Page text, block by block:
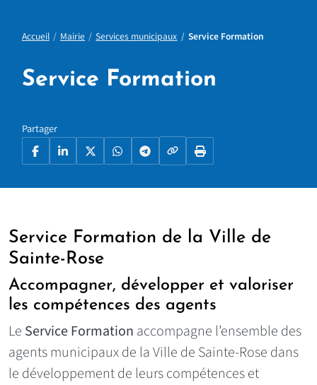
Accueil Mairie Services municipaux Service Formation
Service Formation
Partager
FacebookLinkedIn
X WhatsAppTelegramCopier le lien
Imprimer la page
Service Formation de la Ville de
Sainte-Rose
Accompagner, développer et valoriser
les compétences des agents
Le Service Formation accompagne l’ensemble des
agents municipaux de la Ville de Sainte-Rose dans
le développement de leurs compétences et